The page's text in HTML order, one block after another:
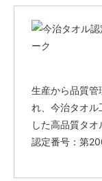
生産から品質管
れ、今治タオル
した高品質タオ
認定番号：第